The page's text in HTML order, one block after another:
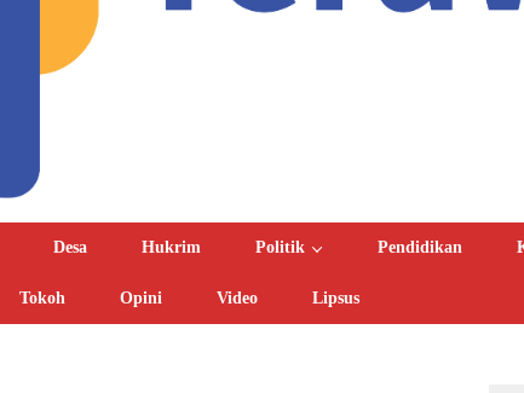
Desa Hukrim Politik Pendidikan
Tokoh Opini Video Lipsus